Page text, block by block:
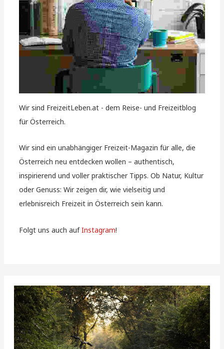
Wir sind FreizeitLeben.at - dem Reise- und Freizeitblog
für Österreich.
Wir sind ein unabhängiger Freizeit-Magazin für alle, die
Österreich neu entdecken wollen – authentisch,
inspirierend und voller praktischer Tipps. Ob Natur, Kultur
oder Genuss: Wir zeigen dir, wie vielseitig und
erlebnisreich Freizeit in Österreich sein kann.
Folgt uns auch aufInstagram!